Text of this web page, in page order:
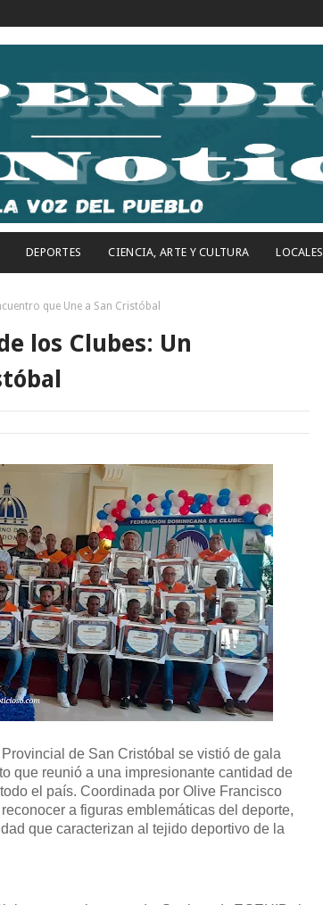
DEPORTES CIENCIA, ARTE Y CULTURA LOCALES
que Une a San Cristóbal
los Clubes: Un
de San Cristóbal se vistió de gala
que reunió a una impresionante cantidad de
el país. Coordinada por Olive Francisco
a figuras emblemáticas del deporte,
que caracterizan al tejido deportivo de la